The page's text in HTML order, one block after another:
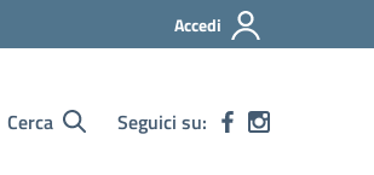
Accedi
Cerca Seguici su: